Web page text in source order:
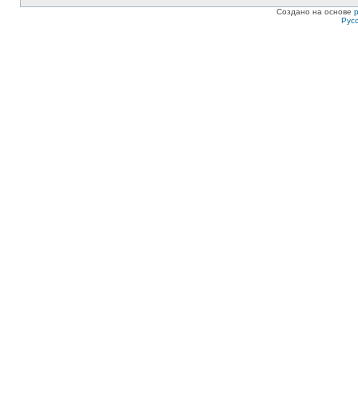
Создано на основе